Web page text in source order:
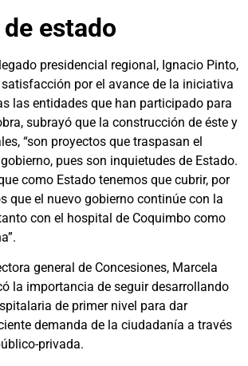
estado
presidencial regional, Ignacio Pinto,
por el avance de la iniciativa
las entidades que han participado para
subrayó que la construcción de éste y
“son proyectos que traspasan el
pues son inquietudes de Estado.
como Estado tenemos que cubrir, por
que el nuevo gobierno continúe con la
con el hospital de Coquimbo como
general de Concesiones, Marcela
la importancia de seguir desarrollando
de primer nivel para dar
demanda de la ciudadanía a través
privada.